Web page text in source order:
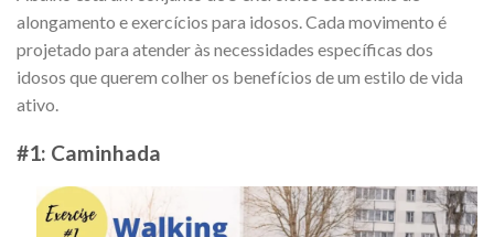
alongamento e exercícios para idosos. Cada movimento é
projetado para atender às necessidades específicas dos
idosos que querem colher os benefícios de um estilo de vida
ativo.
#1: Caminhada